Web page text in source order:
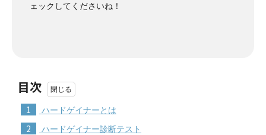
ェックしてくださいね！
目次
1 ハードゲイナーとは
2 ハードゲイナー診断テスト